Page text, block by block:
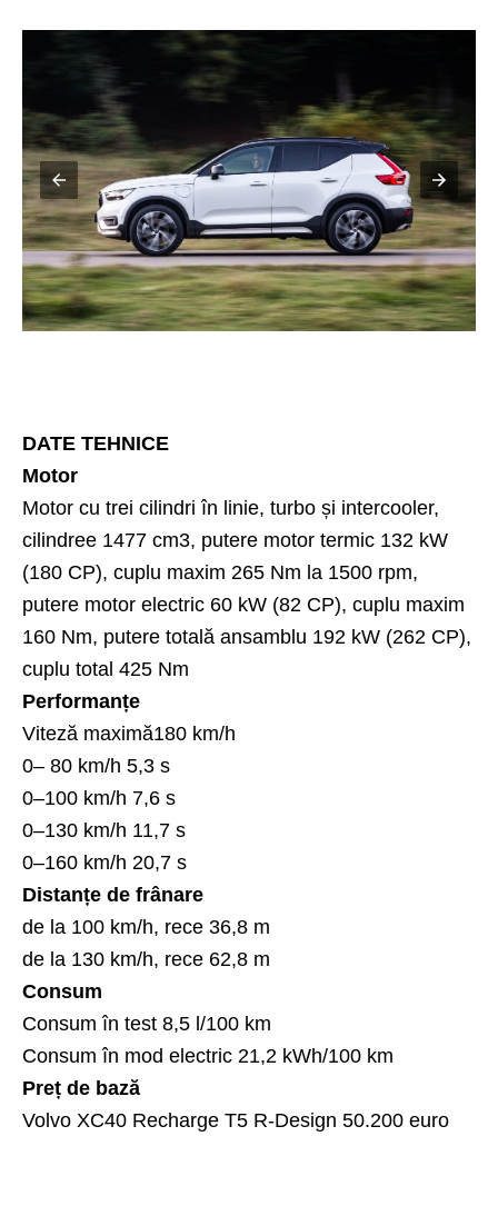
DATE TEHNICE
Motor
Motor cu trei cilindri în linie, turbo și intercooler,
cilindree 1477 cm3, putere motor termic 132 kW
(180 CP), cuplu maxim 265 Nm la 1500 rpm,
putere motor electric 60 kW (82 CP), cuplu maxim
160 Nm, putere totală ansamblu 192 kW (262 CP),
cuplu total 425 Nm
Performanțe
Viteză maximă180 km/h
0– 80 km/h 5,3 s
0–100 km/h 7,6 s
0–130 km/h 11,7 s
0–160 km/h 20,7 s
Distanțe de frânare
de la 100 km/h, rece 36,8 m
de la 130 km/h, rece 62,8 m
Consum
Consum în test 8,5 l/100 km
Consum în mod electric 21,2 kWh/100 km
Preț de bază
Volvo XC40 Recharge T5 R-Design 50.200 euro